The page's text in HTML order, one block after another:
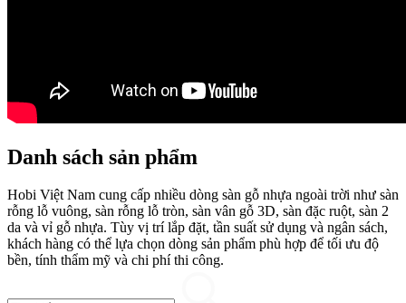
Danh sách sản phẩm
Hobi Việt Nam cung cấp nhiều dòng sàn gỗ nhựa ngoài trời như sàn
rỗng lỗ vuông, sàn rỗng lỗ tròn, sàn vân gỗ 3D, sàn đặc ruột, sàn 2
da và vỉ gỗ nhựa. Tùy vị trí lắp đặt, tần suất sử dụng và ngân sách,
khách hàng có thể lựa chọn dòng sản phẩm phù hợp để tối ưu độ
bền, tính thẩm mỹ và chi phí thi công.